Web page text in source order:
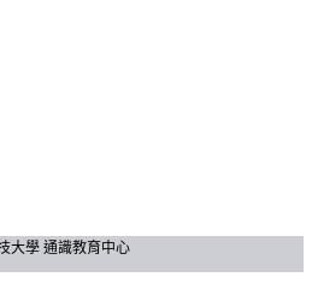
大學 通識教育中心